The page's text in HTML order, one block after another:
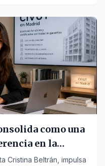
como una
en la
turísticas
Cristina Beltrán, impulsa